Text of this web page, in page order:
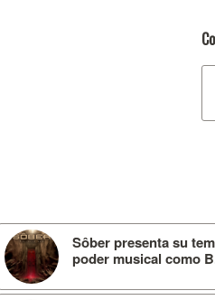
Sôber presenta su
poder musical como